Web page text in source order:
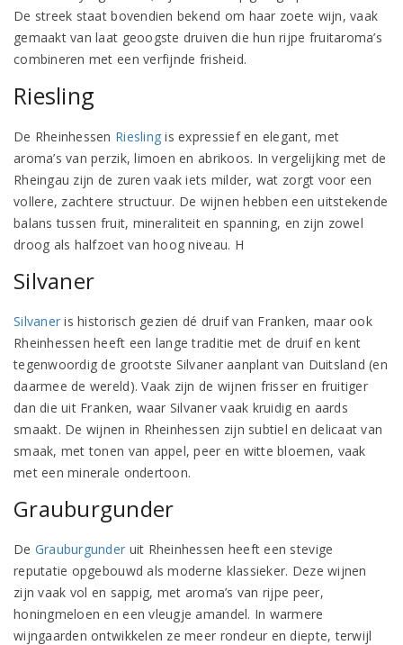
De streek staat bovendien bekend om haar zoete wijn, vaak
gemaakt van laat geoogste druiven die hun rijpe fruitaroma’s
combineren met een verfijnde frisheid.
Riesling
De Rheinhessen Riesling is expressief en elegant, met
aroma’s van perzik, limoen en abrikoos. In vergelijking met de
Rheingau zijn de zuren vaak iets milder, wat zorgt voor een
vollere, zachtere structuur. De wijnen hebben een uitstekende
balans tussen fruit, mineraliteit en spanning, en zijn zowel
droog als halfzoet van hoog niveau. H
Silvaner
Silvaner is historisch gezien dé druif van Franken, maar ook
Rheinhessen heeft een lange traditie met de druif en kent
tegenwoordig de grootste Silvaner aanplant van Duitsland (en
daarmee de wereld). Vaak zijn de wijnen frisser en fruitiger
dan die uit Franken, waar Silvaner vaak kruidig en aards
smaakt. De wijnen in Rheinhessen zijn subtiel en delicaat van
smaak, met tonen van appel, peer en witte bloemen, vaak
met een minerale ondertoon.
Grauburgunder
De Grauburgunder uit Rheinhessen heeft een stevige
reputatie opgebouwd als moderne klassieker. Deze wijnen
zijn vaak vol en sappig, met aroma’s van rijpe peer,
honingmeloen en een vleugje amandel. In warmere
wijngaarden ontwikkelen ze meer rondeur en diepte, terwijl